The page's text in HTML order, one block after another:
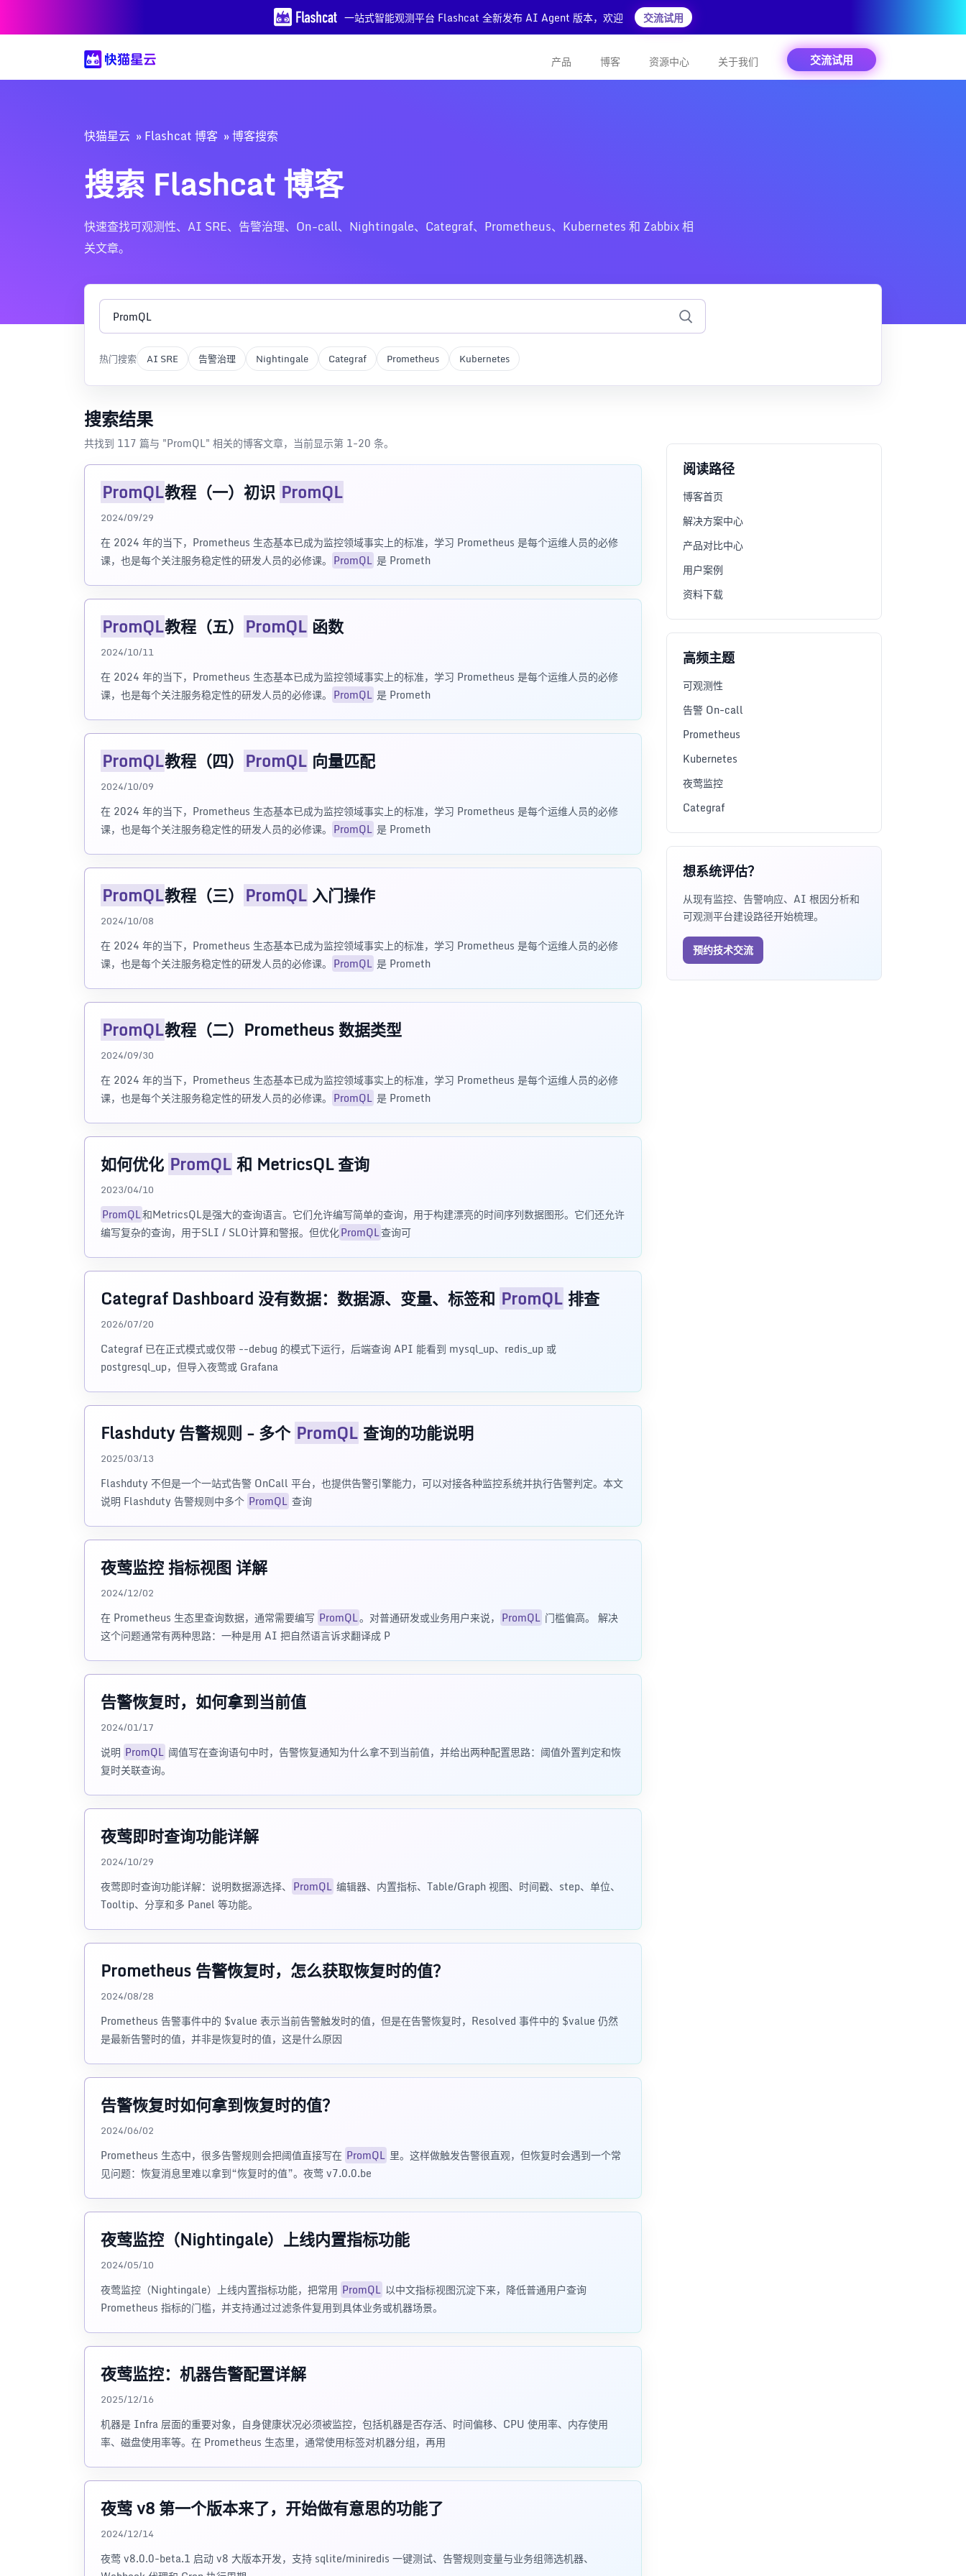
一站式智能观测平台 Flashcat 全新发布 AI Agent 版本，欢迎 交流试用
产品 博客 资源中心 关于我们 交流试用
快猫星云 Flashcat 博客 博客搜索
搜索 Flashcat 博客
快速查找可观测性、AI SRE、告警治理、On-call、Nightingale、Categraf、Prometheus、Kubernetes 和 Zabbix 相
关文章。
热门搜索 AI SRE 告警治理 Nightingale Categraf Prometheus Kubernetes
搜索结果
共找到 117 篇与 "PromQL" 相关的博客文章，当前显示第 1-20 条。
PromQL教程（一）初识 PromQL
2024/09/29
在 2024 年的当下，Prometheus 生态基本已成为监控领域事实上的标准，学习 Prometheus 是每个运维人员的必修
课，也是每个关注服务稳定性的研发人员的必修课。 PromQL 是 Prometh
PromQL教程（五） PromQL 函数
2024/10/11
在 2024 年的当下，Prometheus 生态基本已成为监控领域事实上的标准，学习 Prometheus 是每个运维人员的必修
课，也是每个关注服务稳定性的研发人员的必修课。 PromQL 是 Prometh
PromQL教程（四） PromQL 向量匹配
2024/10/09
在 2024 年的当下，Prometheus 生态基本已成为监控领域事实上的标准，学习 Prometheus 是每个运维人员的必修
课，也是每个关注服务稳定性的研发人员的必修课。 PromQL 是 Prometh
PromQL教程（三） PromQL 入门操作
2024/10/08
在 2024 年的当下，Prometheus 生态基本已成为监控领域事实上的标准，学习 Prometheus 是每个运维人员的必修
课，也是每个关注服务稳定性的研发人员的必修课。 PromQL 是 Prometh
PromQL教程（二）Prometheus 数据类型
2024/09/30
在 2024 年的当下，Prometheus 生态基本已成为监控领域事实上的标准，学习 Prometheus 是每个运维人员的必修
课，也是每个关注服务稳定性的研发人员的必修课。 PromQL 是 Prometh
如何优化 PromQL 和 MetricsQL 查询
2023/04/10
PromQL和MetricsQL是强大的查询语言。它们允许编写简单的查询，用于构建漂亮的时间序列数据图形。它们还允许
编写复杂的查询，用于SLI / SLO计算和警报。但优化PromQL查询可
Categraf Dashboard 没有数据：数据源、变量、标签和 PromQL 排查
2026/07/20
Categraf 已在正式模式或仅带 --debug 的模式下运行，后端查询 API 能看到 mysql_up、redis_up 或
postgresql_up，但导入夜莺或 Grafana
Flashduty 告警规则 - 多个 PromQL 查询的功能说明
2025/03/13
Flashduty 不但是一个一站式告警 OnCall 平台，也提供告警引擎能力，可以对接各种监控系统并执行告警判定。本文
说明 Flashduty 告警规则中多个 PromQL 查询
夜莺监控 指标视图 详解
2024/12/02
在 Prometheus 生态里查询数据，通常需要编写 PromQL。对普通研发或业务用户来说， PromQL 门槛偏高。 解决
这个问题通常有两种思路：一种是用 AI 把自然语言诉求翻译成 P
告警恢复时，如何拿到当前值
2024/01/17
说明 PromQL 阈值写在查询语句中时，告警恢复通知为什么拿不到当前值，并给出两种配置思路：阈值外置判定和恢
复时关联查询。
夜莺即时查询功能详解
2024/10/29
夜莺即时查询功能详解：说明数据源选择、 PromQL 编辑器、内置指标、Table/Graph 视图、时间戳、step、单位、
Tooltip、分享和多 Panel 等功能。
Prometheus 告警恢复时，怎么获取恢复时的值？
2024/08/28
Prometheus 告警事件中的 $value 表示当前告警触发时的值，但是在告警恢复时，Resolved 事件中的 $value 仍然
是最新告警时的值，并非是恢复时的值，这是什么原因
告警恢复时如何拿到恢复时的值？
2024/06/02
Prometheus 生态中，很多告警规则会把阈值直接写在 PromQL 里。这样做触发告警很直观，但恢复时会遇到一个常
见问题：恢复消息里难以拿到“恢复时的值”。夜莺 v7.0.0.be
夜莺监控（Nightingale）上线内置指标功能
2024/05/10
夜莺监控（Nightingale）上线内置指标功能，把常用 PromQL 以中文指标视图沉淀下来，降低普通用户查询
Prometheus 指标的门槛，并支持通过过滤条件复用到具体业务或机器场景。
夜莺监控：机器告警配置详解
2025/12/16
机器是 Infra 层面的重要对象，自身健康状况必须被监控，包括机器是否存活、时间偏移、CPU 使用率、内存使用
率、磁盘使用率等。在 Prometheus 生态里，通常使用标签对机器分组，再用
夜莺 v8 第一个版本来了，开始做有意思的功能了
2024/12/14
夜莺 v8.0.0-beta.1 启动 v8 大版本开发，支持 sqlite/miniredis 一键测试、告警规则变量与业务组筛选机器、
阅读路径
博客首页
解决方案中心
产品对比中心
用户案例
资料下载
高频主题
可观测性
告警 On-call
Prometheus
Kubernetes
夜莺监控
Categraf
想系统评估？
从现有监控、告警响应、AI 根因分析和
可观测平台建设路径开始梳理。
预约技术交流